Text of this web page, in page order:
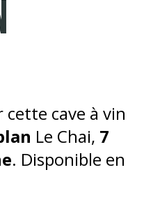
bouteilleset